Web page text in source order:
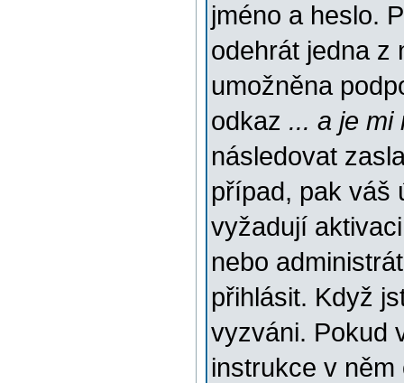
jméno a heslo.
odehrát jedna z
umožněna
odkaz ... a je mi
následovat
případ, pak váš
vyžadují
nebo
přihlásit. Když
vyzváni. Pokud
instrukce v